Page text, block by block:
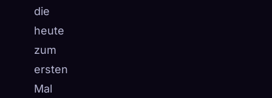
die
heute
zum
ersten
Mal